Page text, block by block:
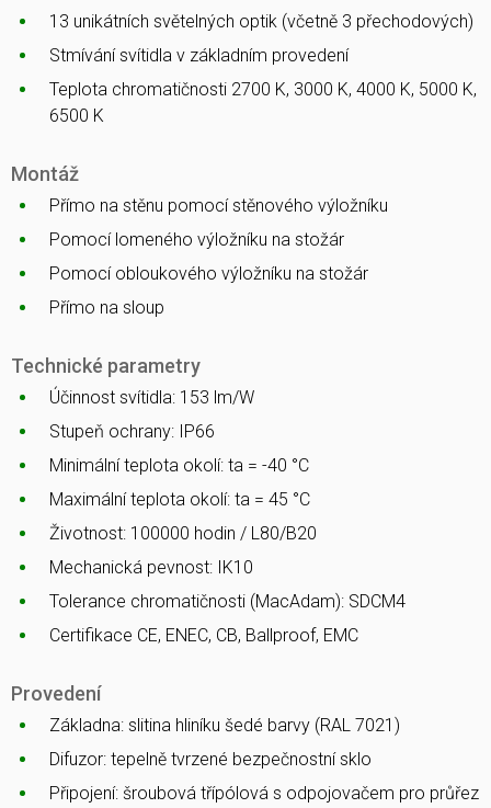
13 unikátních světelných optik (včetně 3 přechodových)
Stmívání svítidla v základním provedení
Teplota chromatičnosti 2700 K, 3000 K, 4000 K, 5000 K,
6500 K
Montáž
Přímo na stěnu pomocí stěnového výložníku
Pomocí lomeného výložníku na stožár
Pomocí obloukového výložníku na stožár
Přímo na sloup
Technické parametry
Účinnost svítidla: 153 lm/W
Stupeň ochrany: IP66
Minimální teplota okolí: ta = -40 °C
Maximální teplota okolí: ta = 45 °C
Životnost: 100000 hodin / L80/B20
Mechanická pevnost: IK10
Tolerance chromatičnosti (MacAdam): SDCM4
Certifikace CE, ENEC, CB, Ballproof, EMC
Provedení
Základna: slitina hliníku šedé barvy (RAL 7021)
Difuzor: tepelně tvrzené bezpečnostní sklo
Připojení: šroubová třípólová s odpojovačem pro průřez